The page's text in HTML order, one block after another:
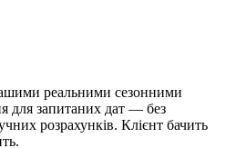
реальними сезонними
для запитаних дат — без
розрахунків. Клієнт бачить